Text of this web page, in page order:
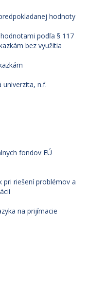
hodnoty
podľa § 117
bez využitia
univerzita, n.f.
fondov EÚ
pri riešení problémov a
na prijímacie